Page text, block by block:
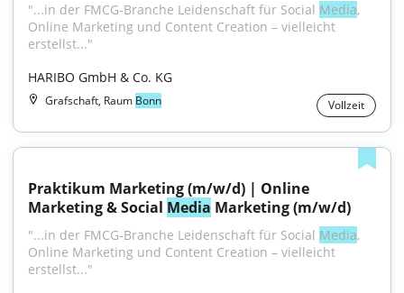
"...in der FMCG-Branche Leidenschaft für Social Media,
Online Marketing und Content Creation – vielleicht
erstellst..."
HARIBO GmbH & Co. KG
Grafschaft, Raum Bonn Vollzeit
Praktikum Marketing (m/w/d) | Online
Marketing & Social Media Marketing (m/w/d)
"...in der FMCG-Branche Leidenschaft für Social Media,
Online Marketing und Content Creation – vielleicht
erstellst..."